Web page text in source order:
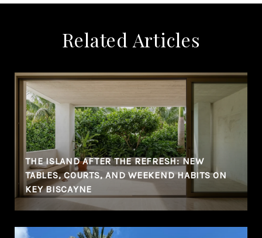
Related Articles
THE ISLAND AFTER THE REFRESH: NEW
TABLES, COURTS, AND WEEKEND HABITS ON
KEY BISCAYNE